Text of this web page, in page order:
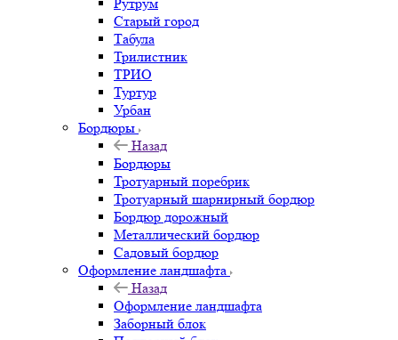
Старый город
Табула
Трилистник
ТРИО
Туртур
Урбан
Бордюры
Назад
Бордюры
Тротуарный поребрик
Тротуарный шарнирный бордюр
Бордюр дорожный
Металлический бордюр
Садовый бордюр
Оформление ландшафта
Назад
Оформление ландшафта
Заборный блок